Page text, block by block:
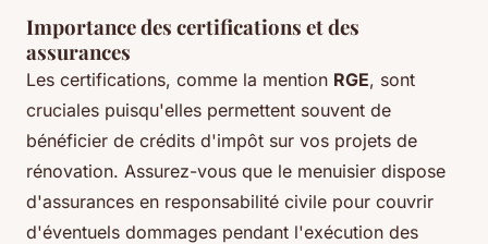
Importance des certifications et des
assurances
Les certifications, comme la mention RGE, sont
cruciales puisqu'elles permettent souvent de
bénéficier de crédits d'impôt sur vos projets de
rénovation. Assurez-vous que le menuisier dispose
d'assurances en responsabilité civile pour couvrir
d'éventuels dommages pendant l'exécution des